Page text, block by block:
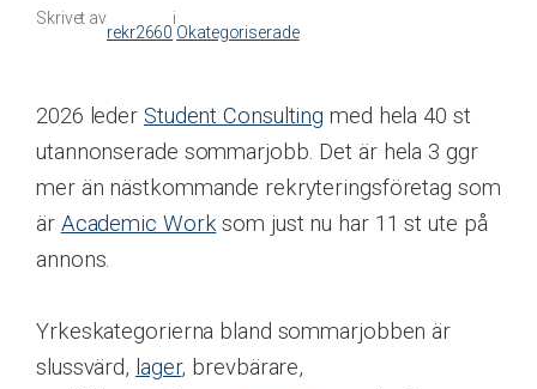
Skrivet av
rekr2660
i
Okategoriserade
2026 leder Student Consulting med hela 40 st
utannonserade sommarjobb. Det är hela 3 ggr
mer än nästkommande rekryteringsföretag som
är Academic Worksom just nu har 11 st ute på
annons.
Yrkeskategorierna bland sommarjobben är
slussvärd, lager, brevbärare,